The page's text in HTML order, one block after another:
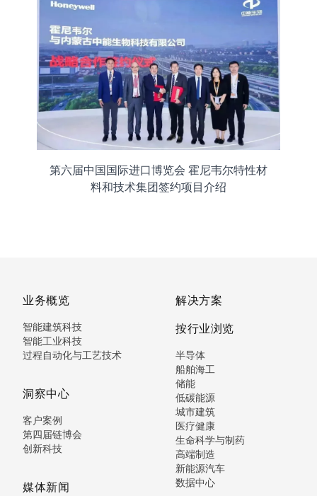
第六届中国国际进口博览会 霍尼韦尔特性材
料和技术集团签约项目介绍
业务概览
智能建筑科技
智能工业科技
过程自动化与工艺技术
洞察中心
客户案例
第四届链博会
创新科技
媒体新闻
解决方案
按行业浏览
半导体
船舶海工
储能
低碳能源
城市建筑
医疗健康
生命科学与制药
高端制造
新能源汽车
数据中心